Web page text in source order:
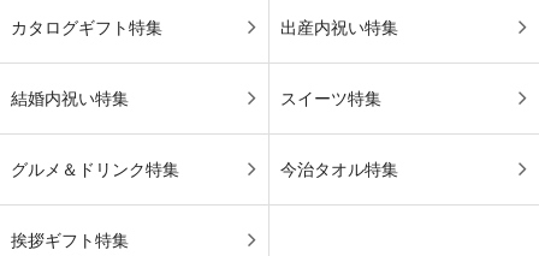
カタログギフト特集 出産内祝い特集
結婚内祝い特集 スイーツ特集
グルメ＆ドリンク特集 今治タオル特集
挨拶ギフト特集